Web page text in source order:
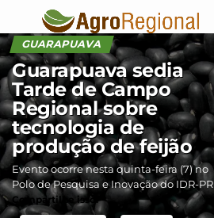
GUARAPUAVA
Guarapuava sedia
Tarde de Campo
Regional sobre
tecnologia de
produção de feijão
Evento ocorre nesta quinta-feira (7) no
Polo de Pesquisa e Inovação do IDR-PR
Compartilhe isso: